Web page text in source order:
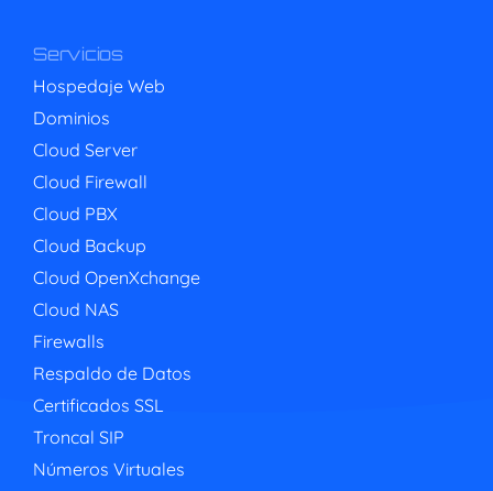
Servicios
Hospedaje Web
Dominios
Cloud Server
Cloud Firewall
Cloud PBX
Cloud Backup
Cloud OpenXchange
Cloud NAS
Firewalls
Respaldo de Datos
Certificados SSL
Troncal SIP
Números Virtuales